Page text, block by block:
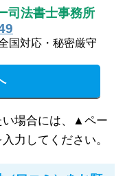
司法書士事務所
国対応・秘密厳守
場合には、▲ペー
力してください。